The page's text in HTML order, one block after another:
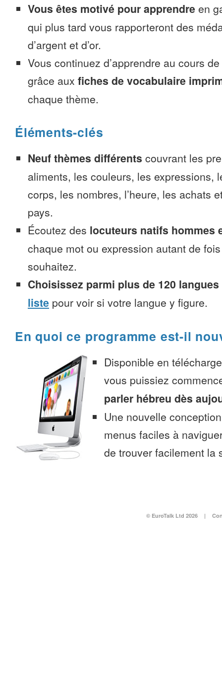
Vous êtes motivé pour apprendre en
qui plus tard vous rapporteront des
d’argent et d’or.
Vous continuez d’apprendre au cours
grâce aux fiches de vocabulaire
chaque thème.
Éléments-clés
Neuf thèmes différents couvrant les
aliments, les couleurs, les expressions,
corps, les nombres, l’heure, les achats
pays.
Écoutez des locuteurs natifs hommes
chaque mot ou expression autant de
souhaitez.
Choisissez parmi plus de 120 langues
liste pour voir si votre langue y figure.
En quoi ce programme est-il
Disponible en
vous puissiez
parler hébreu dès
Une nouvelle
menus faciles à
de trouver facilement la
© EuroTalk Ltd 2026 |